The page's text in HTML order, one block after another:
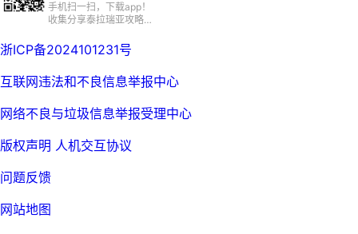
手机扫一扫，下载app！
收集分享泰拉瑞亚攻略、
浙ICP备2024101231号
互联网违法和不良信息举报中心
网络不良与垃圾信息举报受理中心
版权声明 人机交互协议
问题反馈
网站地图